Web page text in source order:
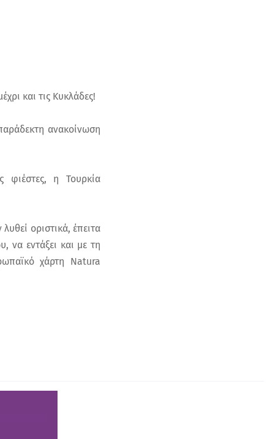
και τις Κυκλάδες!
ανακοίνωση
φιέστες, η Τουρκία
οριστικά, έπειτα
να εντάξει και με τη
χάρτη Natura